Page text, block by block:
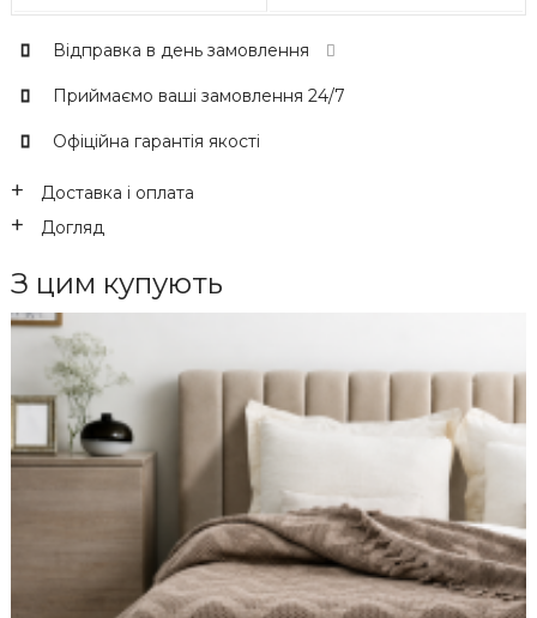
Відправка в день замовлення
Приймаємо ваші замовлення 24/7
Офіційна гарантія якості
Доставка і оплата
Догляд
З цим купують